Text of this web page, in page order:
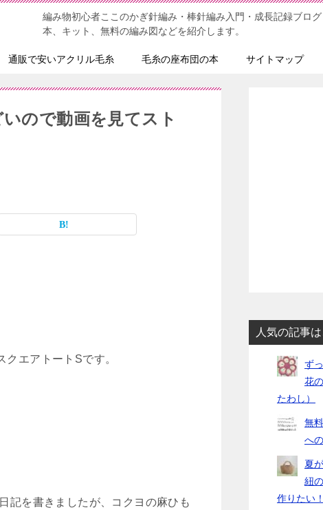
編み物初心者ここのかぎ針編み・棒針編み入門・成長記録ブロ
本、キット、無料の編み図などを紹介します。
通販で安いアクリル毛糸 毛糸の座布団の本 サイトマップ
ので動画を見てスト
エアトートSです。
記を書きましたが、コクヨの麻ひも
人気の記事
ず
花
たわし）
無
へ
夏
紐
作りたい！